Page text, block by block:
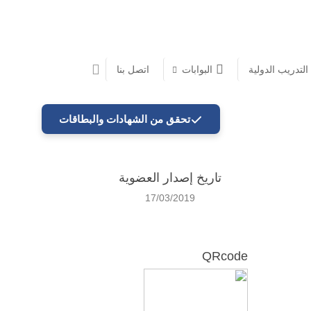
التدريب الدولية البوابات اتصل بنا
تاريخ إصدار العضوية
17/03/2019
QRcode
تحقق من الشهادات والبطاقات